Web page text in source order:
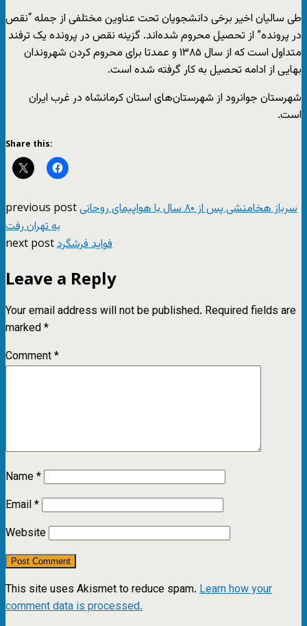
طی سالیان اخیر برخی دانشجویان تحت عناوین مختلفی از جمله “نقص
در پرونده” از تحصیل محروم شده‌اند. گزینه نقص در پرونده یک ترفند
متداول است که از سال ۱۳۸۵ و عمدتا برای محروم کردن شهروندان
بهایی از ادامه تحصیل به کار گرفته شده است.
شهرستان جوانرود از شهرستان‌های استان کرمانشاه در غرب ایران
است.
Share this:
previous postسرباز هخامنشی پس از ۸۰ سال با هواپیمای روحانی
به تهران رفت
next postفواید فرشگرد
Leave a Reply
Your email address will not be published. Required fields are
marked*
Comment*
Name*
Email*
Website
This site uses Akismet to reduce spam. Learn how your
comment data is processed.